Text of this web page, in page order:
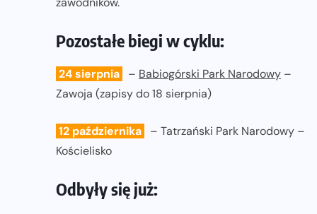
Pozostałe biegi w cyklu:
24 sierpnia – Babiogórski Park Narodowy –
Zawoja (zapisy do 18 sierpnia)
12 października
– Tatrzański Park Narodowy –
Kościelisko
Odbyły się już: